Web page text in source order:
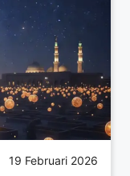
19 Februari 2026